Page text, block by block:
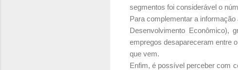
segmentos foi considerável o
Para complementar a
Desenvolvimento Econômico),
empregos desapareceram entre
que vem.
Enfim, é possível perceber com